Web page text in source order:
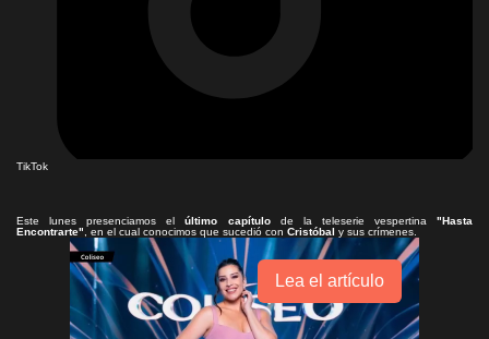
TikTok
Este lunes presenciamos elúltimo capítulode la teleserie vespertina"Hasta
Encontrarte" , en el cual conocimos que sucedió con Cristóbal y sus crímenes.
Lea el artículo